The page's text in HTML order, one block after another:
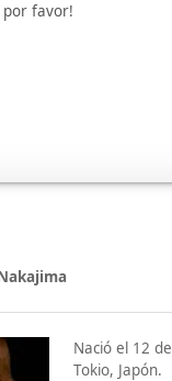
por favor!
Nació el 12
Tokio, Japón.